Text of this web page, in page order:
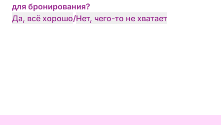
для бронирования?
Да, всё хорошо/Нет, чего-то не хватает